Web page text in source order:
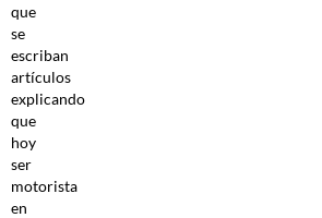
que
se
escriban
artículos
explicando
que
hoy
ser
motorista
en